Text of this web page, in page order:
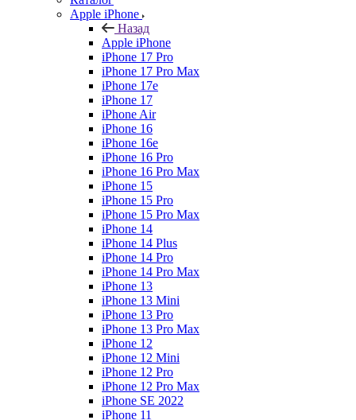
Apple iPhone
Назад
Apple iPhone
iPhone 17 Pro
iPhone 17 Pro Max
iPhone 17e
iPhone 17
iPhone Air
iPhone 16
iPhone 16e
iPhone 16 Pro
iPhone 16 Pro Max
iPhone 15
iPhone 15 Pro
iPhone 15 Pro Max
iPhone 14
iPhone 14 Plus
iPhone 14 Pro
iPhone 14 Pro Max
iPhone 13
iPhone 13 Mini
iPhone 13 Pro
iPhone 13 Pro Max
iPhone 12
iPhone 12 Mini
iPhone 12 Pro
iPhone 12 Pro Max
iPhone SE 2022
iPhone 11